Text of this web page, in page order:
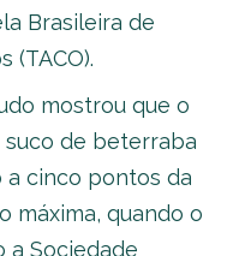
Brasileira de
(TACO).
mostrou que o
de beterraba
a cinco pontos da
máxima, quando o
a Sociedade